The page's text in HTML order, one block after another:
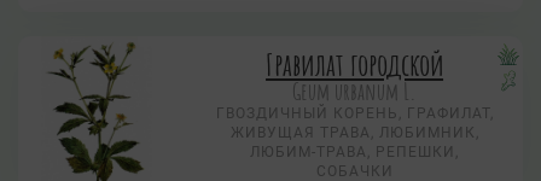
Гравилат городской
Geum urbanum L.
ГВОЗДИЧНЫЙ КОРЕНЬ, ГРАФИЛАТ,
ЖИВУЩАЯ ТРАВА, ЛЮБИМНИК,
ЛЮБИМ-ТРАВА, РЕПЕШКИ,
СОБАЧКИ